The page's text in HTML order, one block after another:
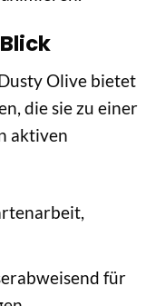
Olive bietet
die sie zu einer
aktiven
für